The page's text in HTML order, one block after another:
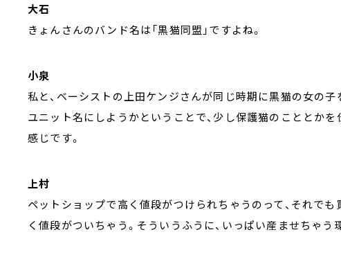
大石
きょんさんのバンド名は「黒猫同盟」ですよね。
小泉
私と、ベーシストの上田ケンジさんが同じ時期に黒猫の女の子
ユニット名にしようかということで、少し保護猫のこととか
感じです。
上村
ペットショップで高く値段がつけられちゃうのって、それでも
く値段がついちゃう。そういうふうに、いっぱい産ませちゃう